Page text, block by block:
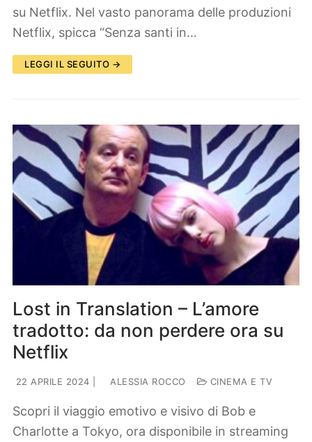
su Netflix. Nel vasto panorama delle produzioni
Netflix, spicca “Senza santi in…
LEGGI IL SEGUITO →
Lost in Translation – L’amore
tradotto: da non perdere ora su
Netflix
22 APRILE 2024 ALESSIA ROCCO CINEMA E TV
Scopri il viaggio emotivo e visivo di Bob e
Charlotte a Tokyo, ora disponibile in streaming